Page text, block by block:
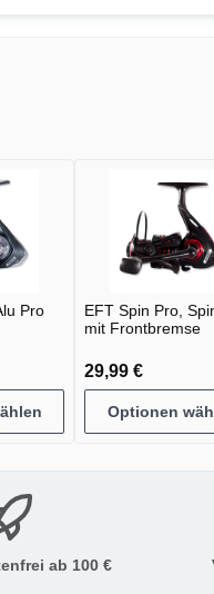
Pro
EFT Spin Pro,
mit Frontbremse
29,99 €
Optionen
ab 100 €